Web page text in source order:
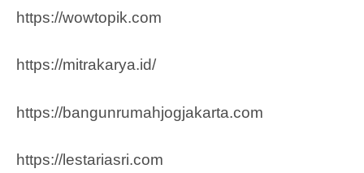
https://wowtopik.com
https://mitrakarya.id/
https://bangunrumahjogjakarta.com
https://lestariasri.com